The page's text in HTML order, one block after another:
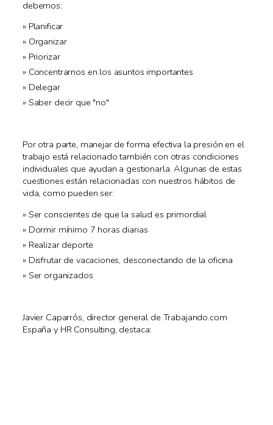
debemos:
Planificar
Organizar
Priorizar
Concentrarnos en los asuntos importantes
Delegar
Saber decir que "no"
Por otra parte, manejar de forma efectiva la presión en el
trabajo está relacionado también con otras condiciones
individuales que ayudan a gestionarla. Algunas de estas
cuestiones están relacionadas con nuestros hábitos de
vida, como pueden ser:
Ser conscientes de que la salud es primordial
Dormir mínimo 7 horas diarias
Realizar deporte
Disfrutar de vacaciones, desconectando de la oficina
Ser organizados
Javier Caparrós, director general de Trabajando.com
España y HR Consulting, destaca: